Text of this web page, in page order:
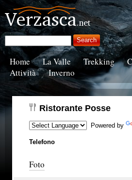
Home La Valle Trekking
Attività
Inverno
Ristorante Posse
Powered by
Telefono
Foto